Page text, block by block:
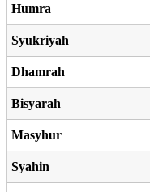
Humra
Syukriyah
Dhamrah
Bisyarah
Masyhur
Syahin